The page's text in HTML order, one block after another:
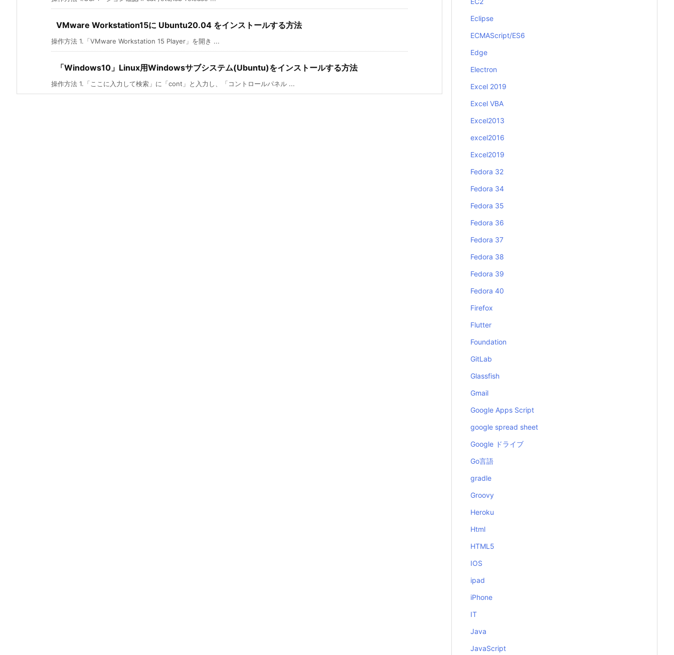
VMware Workstation15に Ubuntu20.04 をインストールする方法
操作方法 1.「VMware Workstation 15 Player」を開き ...
「Windows10」Linux用Windowsサブシステム(Ubuntu)をインストールする方法
操作方法 1.「ここに入力して検索」に「cont」と入力し、「コントロールパネル ...
Eclipse
ECMAScript/ES6
Edge
Electron
Excel 2019
Excel VBA
Excel2013
excel2016
Excel2019
Fedora 32
Fedora 34
Fedora 35
Fedora 36
Fedora 37
Fedora 38
Fedora 39
Fedora 40
Firefox
Flutter
Foundation
GitLab
Glassfish
Gmail
Google Apps Script
google spread sheet
Google ドライブ
Go言語
gradle
Groovy
Heroku
Html
HTML5
IOS
ipad
iPhone
IT
Java
JavaScript